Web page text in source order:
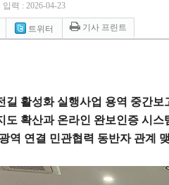
입력 : 2026-04-23
트위터 기사 프린트
길 활성화 실행사업 용역 중간보
도 확산과 온라인 완보인증 시스
역 연결 민관협력 동반자 관계